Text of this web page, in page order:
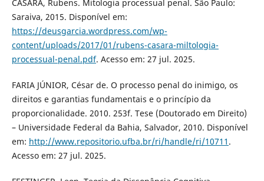
CASARA, Rubens. Mitologia processual penal. São Paulo:
Saraiva, 2015. Disponível em:
https://deusgarcia.wordpress.com/wp-
content/uploads/2017/01/rubens-casara-miltologia-
processual-penal.pdf. Acesso em: 27 jul. 2025.
FARIA JÚNIOR, César de. O processo penal do inimigo, os
direitos e garantias fundamentais e o princípio da
proporcionalidade. 2010. 253f. Tese (Doutorado em Direito)
– Universidade Federal da Bahia, Salvador, 2010. Disponível
em: http://www.repositorio.ufba.br/ri/handle/ri/10711 .
Acesso em: 27 jul. 2025.